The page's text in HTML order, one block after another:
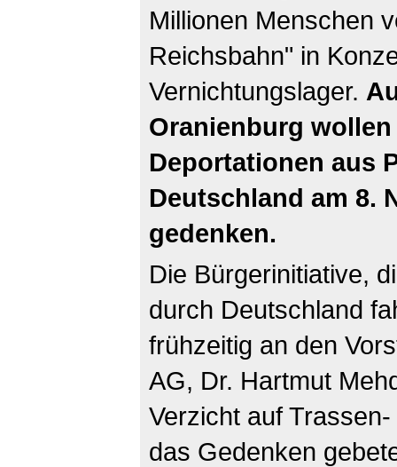
Millionen Menschen
Reichsbahn" in
Vernichtungslager.
Oranienburg
Deportationen aus
Deutschland am 8.
gedenken.
Die Bürgerinitiative,
durch Deutschland
frühzeitig an den
AG, Dr. Hartmut
Verzicht auf
das Gedenken